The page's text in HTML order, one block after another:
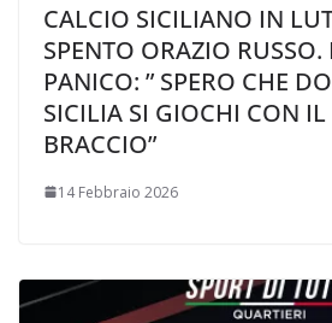
CALCIO SICILIANO IN
SPENTO ORAZIO
PANICO: ” SPERO CHE
SICILIA SI GIOCHI CON
BRACCIO”
14 Febbraio 2026